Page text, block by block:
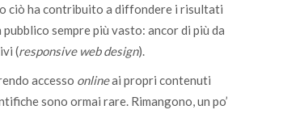
ciò ha contribuito a diffondere i risultati
sempre più vasto: ancor di più da
(responsive web design).
accesso onlineai propri contenuti
sono ormai rare. Rimangono, un po’